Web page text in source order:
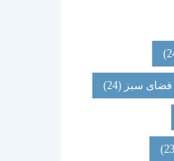
فضای سبز (24)